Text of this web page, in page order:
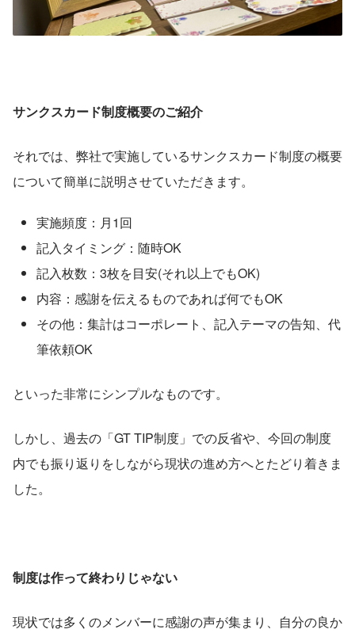
サンクスカード制度概要のご紹介
それでは、弊社で実施しているサンクスカード制度の概要
について簡単に説明させていただきます。
実施頻度：月1回
記入タイミング：随時OK
記入枚数：3枚を目安(それ以上でもOK)
内容：感謝を伝えるものであれば何でもOK
その他：集計はコーポレート、記入テーマの告知、代
筆依頼OK
といった非常にシンプルなものです。
しかし、過去の「GT TIP制度」での反省や、今回の制度
内でも振り返りをしながら現状の進め方へとたどり着きま
した。
制度は作って終わりじゃない
現状では多くのメンバーに感謝の声が集まり、自分の良か